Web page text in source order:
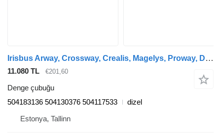
Irisbus Arway, Crossway, Crealis, Magelys, Proway, Daily Tourys (2006-) otobüs için Irisbus kavşak (01.06-) 504183136 denge çubuğu
11.080 TL €201,60
Denge çubuğu
504183136 504130376 504117533
dizel
Estonya, Tallinn